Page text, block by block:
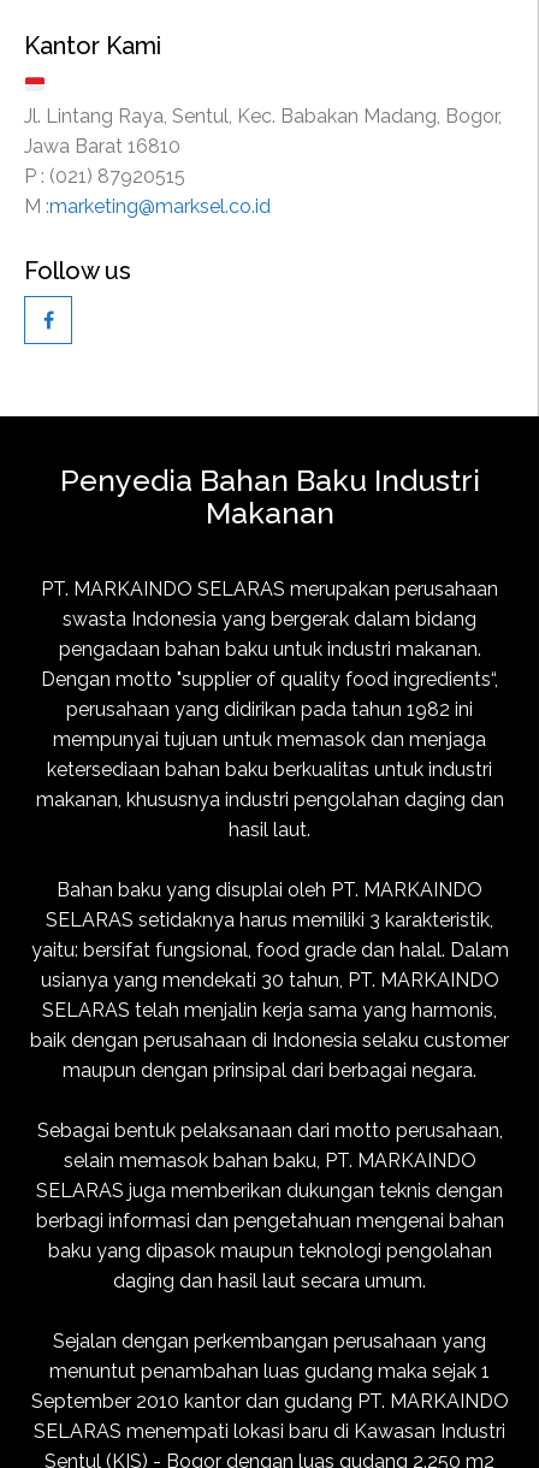
Kantor Kami
Jl. Lintang Raya, Sentul, Kec. Babakan Madang, Bogor,
Jawa Barat 16810
P : (021) 87920515
M :marketing@marksel.co.id
Follow us
Penyedia Bahan Baku Industri
Makanan
PT. MARKAINDO SELARAS merupakan perusahaan
swasta Indonesia yang bergerak dalam bidang
pengadaan bahan baku untuk industri makanan.
Dengan motto "supplier of quality food ingredients“,
perusahaan yang didirikan pada tahun 1982 ini
mempunyai tujuan untuk memasok dan menjaga
ketersediaan bahan baku berkualitas untuk industri
makanan, khususnya industri pengolahan daging dan
hasil laut.
Bahan baku yang disuplai oleh PT. MARKAINDO
SELARAS setidaknya harus memiliki 3 karakteristik,
yaitu: bersifat fungsional, food grade dan halal. Dalam
usianya yang mendekati 30 tahun, PT. MARKAINDO
SELARAS telah menjalin kerja sama yang harmonis,
baik dengan perusahaan di Indonesia selaku customer
maupun dengan prinsipal dari berbagai negara.
Sebagai bentuk pelaksanaan dari motto perusahaan,
selain memasok bahan baku, PT. MARKAINDO
SELARAS juga memberikan dukungan teknis dengan
berbagi informasi dan pengetahuan mengenai bahan
baku yang dipasok maupun teknologi pengolahan
daging dan hasil laut secara umum.
Sejalan dengan perkembangan perusahaan yang
menuntut penambahan luas gudang maka sejak 1
September 2010 kantor dan gudang PT. MARKAINDO
SELARAS menempati lokasi baru di Kawasan Industri
Sentul (KIS) - Bogor dengan luas gudang 2.250 m2